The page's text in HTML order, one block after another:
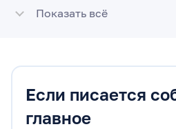
Показать всё
Если писается
главное